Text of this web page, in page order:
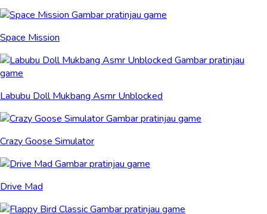
Space Mission
Labubu Doll Mukbang Asmr Unblocked
Crazy Goose Simulator
Drive Mad